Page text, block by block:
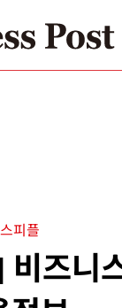
피플
즈니